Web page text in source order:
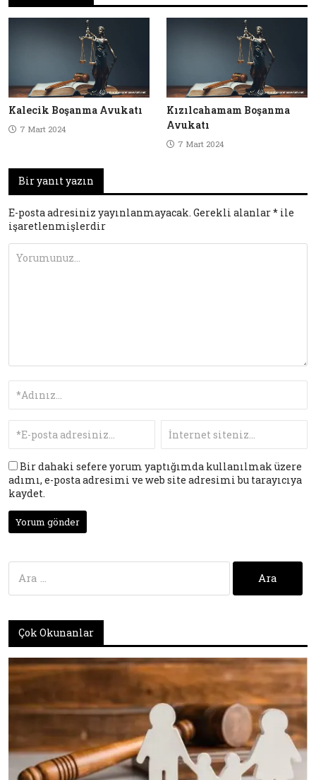
Kalecik Boşanma Avukatı
7 Mart 2024
Kızılcahamam Boşanma
Avukatı
7 Mart 2024
Bir yanıt yazın
E-posta adresiniz yayınlanmayacak. Gerekli alanlar* ile
işaretlenmişlerdir
Bir dahaki sefere yorum yaptığımda kullanılmak üzere
adımı, e-posta adresimi ve web site adresimi bu tarayıcıya
kaydet.
Arama:
Çok Okunanlar